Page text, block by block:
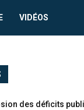
VIDÉOS
des déficits